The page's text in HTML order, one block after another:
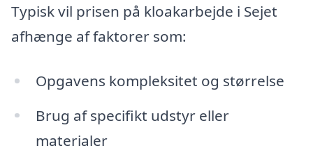
Typisk vil prisen på kloakarbejde i Sejet
afhænge af faktorer som:
Opgavens kompleksitet og størrelse
Brug af specifikt udstyr eller
materialer